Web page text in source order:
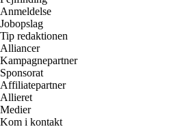
Anmeldelse
Jobopslag
Tip redaktionen
Alliancer
Kampagnepartner
Sponsorat
Affiliatepartner
Allieret
Medier
Kom i kontakt